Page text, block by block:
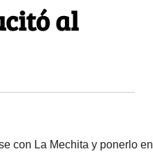
al
con La Mechita y ponerlo en